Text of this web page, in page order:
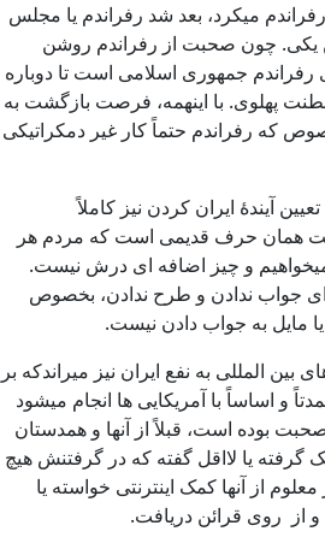
میکرد، بعد شد رفراندم یا مجلس
یکی. چون صحبت از رفراندم روشن
جمهوری اسلامی است تا دوباره
پهلوی. با اینهمه، فرصت بازگشت به
که رفراندم حتماً کار غیر دمکراتیکی
آیندۀ ایران کردن نیز کاملاً
همان حرف قدیمی است که مردم هر
میخواهیم و چیز اضافه ای درش نیست.
جواب ندادن و طرح ندادن، بخصوص
مایل به جواب دادن نیست.
المللی به نفع ایران نیز میراندکه بر
و اساساً با آمریکایی ها انجام میشود
بوده است، قبلاً از آنها و همدستان
یا لااقل گفته که در گرفتنش هیچ
معلوم از آنها کمک اینترنتی خواسته یا
و از روی قرائن دریافت.